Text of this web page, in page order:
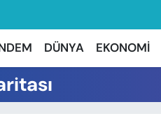
DÜNYA EKONOMİ